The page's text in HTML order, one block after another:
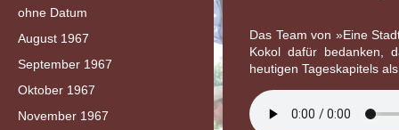
Das Team von »Eine
Kokol dafür bedanken,
heutigen Tageskapitels
ohne Datum
August 1967
September 1967
Oktober 1967
November 1967